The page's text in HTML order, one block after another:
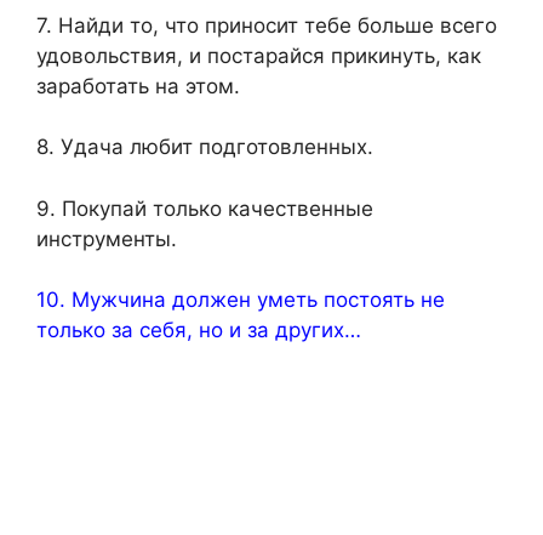
7. Найди то, что приносит тебе больше всего
удовольствия, и постарайся прикинуть, как
заработать на этом.
8. Удача любит подготовленных.
9. Покупай только качественные
инструменты.
10. Мужчина должен уметь постоять не
только за себя, но и за других…